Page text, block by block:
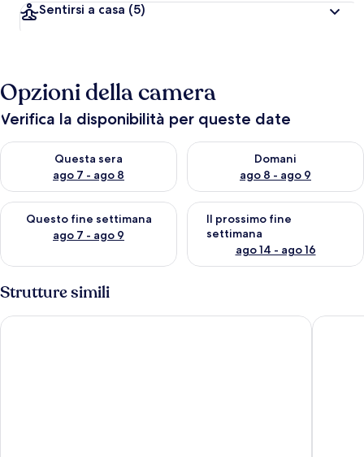
Sentirsi a casa (5)
Opzioni della camera
Verifica la disponibilità per queste date
Questa sera
ago 7 - ago 8
Verifica la disponibilità per questa sera, ago 7 - ago 8
Domani
ago 8 - ago 9
Verifica la disponibilità per
Questo fine settimana
ago 7 - ago 9
Verifica la disponibilità per questo fine settimana, ago 7 - ago
Il prossimo fine
settimana
ago 14 - ago 16
Verifica la disponibilità per il
Strutture simili
Great Victoria Hotel Sawrey